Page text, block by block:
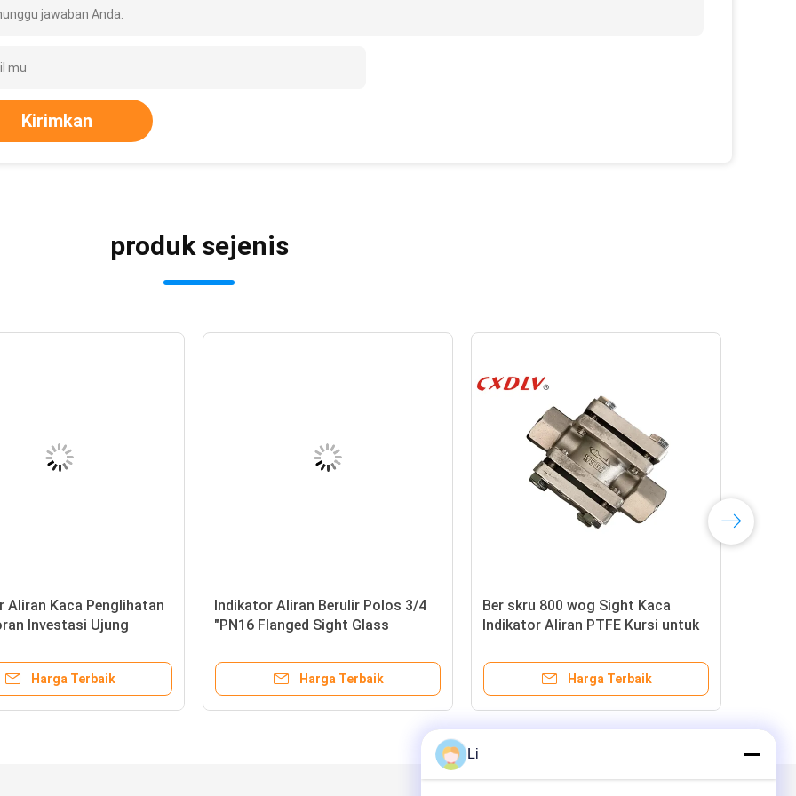
jawaban Anda.
Kirimkan
produk sejenis
Aliran Kaca Penglihatan
Investasi Ujung
Harga Terbaik
Indikator Aliran Berulir Polos 3/4
"PN16 Flanged Sight Glass
Harga Terbaik
Ber skru 800 wog Sight Kaca
Indikator Aliran PTFE Kursi untuk
Harga Terbaik
Li